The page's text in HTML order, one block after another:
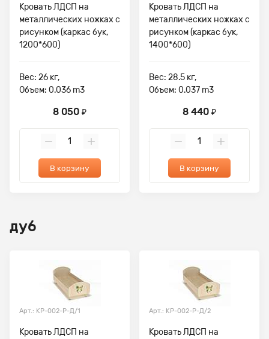
Кровать ЛДСП на
металлических ножках с
рисунком (каркас бук,
1200*600)
Вес: 26 кг,
Объем: 0.036 m3
8 050 ₽
В корзину
Кровать ЛДСП на
металлических ножках с
рисунком (каркас бук,
1400*600)
Вес: 28.5 кг,
Объем: 0.037 m3
8 440 ₽
В корзину
дуб
Арт.: КР-002-Р-Д/1
Кровать ЛДСП на
Арт.: КР-002-Р-Д/2
Кровать ЛДСП на